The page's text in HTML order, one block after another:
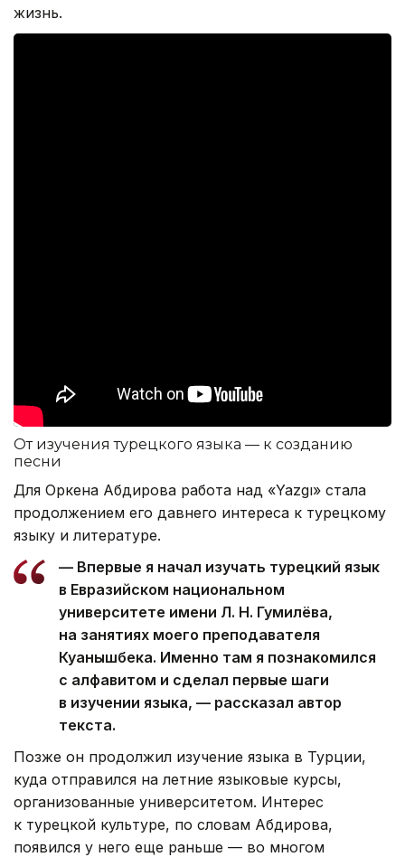
жизнь.
От изучения турецкого языка — к созданию
песни
Для Оркена Абдирова работа над «Yazgı» стала
продолжением его давнего интереса к турецкому
языку и литературе.
— Впервые я начал изучать турецкий язык
в Евразийском национальном
университете имени Л. Н. Гумилёва,
на занятиях моего преподавателя
Куанышбека. Именно там я познакомился
с алфавитом и сделал первые шаги
в изучении языка, — рассказал автор
текста.
Позже он продолжил изучение языка в Турции,
куда отправился на летние языковые курсы,
организованные университетом. Интерес
к турецкой культуре, по словам Абдирова,
появился у него еще раньше — во многом